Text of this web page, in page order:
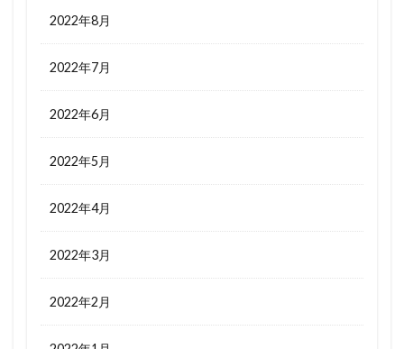
2022年8月
2022年7月
2022年6月
2022年5月
2022年4月
2022年3月
2022年2月